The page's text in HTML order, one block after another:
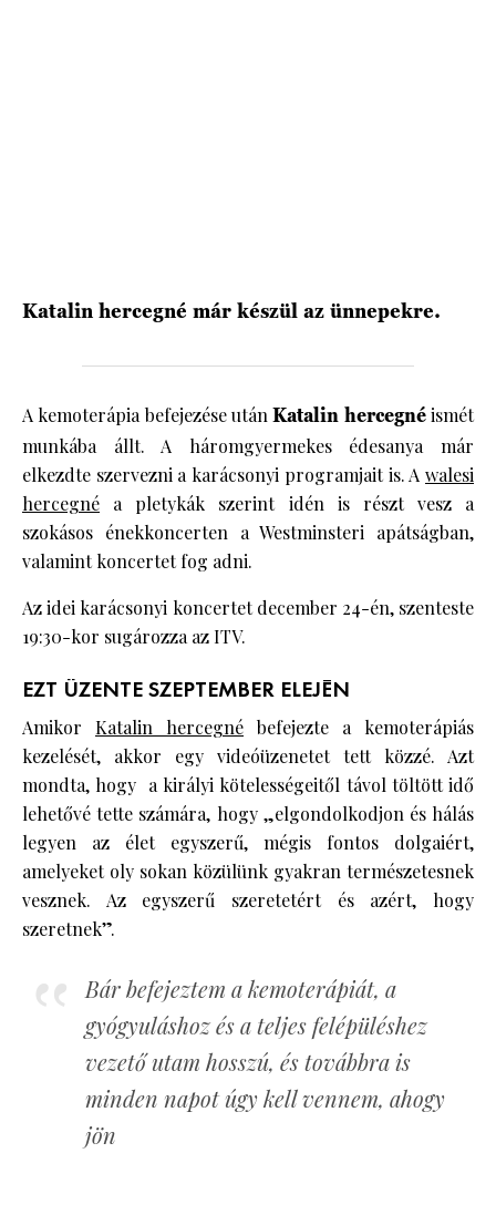
Katalin hercegné már készül az ünnepekre.
A kemoterápia befejezése utánKatalin hercegnéismét
munkába állt. A háromgyermekes édesanya már
elkezdte szervezni a karácsonyi programjait is. A walesi
hercegné a pletykák szerint idén is részt vesz a
szokásos énekkoncerten a Westminsteri apátságban,
valamint koncertet fog adni.
Az idei karácsonyi koncertet december 24-én, szenteste
19:30-kor sugározza az ITV.
EZT ÜZENTE SZEPTEMBER ELEJÉN
Amikor Katalin hercegné befejezte a kemoterápiás
kezelését, akkor egy videóüzenetet tett közzé. Azt
mondta, hogy a királyi kötelességeitől távol töltött idő
lehetővé tette számára, hogy „elgondolkodjon és hálás
legyen az élet egyszerű, mégis fontos dolgaiért,
amelyeket oly sokan közülünk gyakran természetesnek
vesznek. Az egyszerű szeretetért és azért, hogy
szeretnek”.
Bár befejeztem a kemoterápiát, a
gyógyuláshoz és a teljes felépüléshez
vezető utam hosszú, és továbbra is
minden napot úgy kell vennem, ahogy
jön